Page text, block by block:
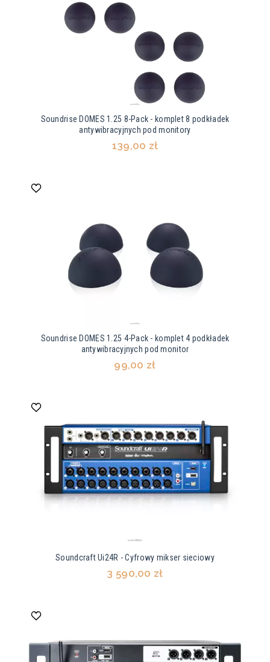
Soundrise DOMES 1.25 8-Pack - komplet 8 podkładek
antywibracyjnych pod monitory
139,00 zł
Soundrise DOMES 1.25 4-Pack - komplet 4 podkładek
antywibracyjnych pod monitor
99,00 zł
Soundcraft Ui24R - Cyfrowy mikser sieciowy
3 590,00 zł